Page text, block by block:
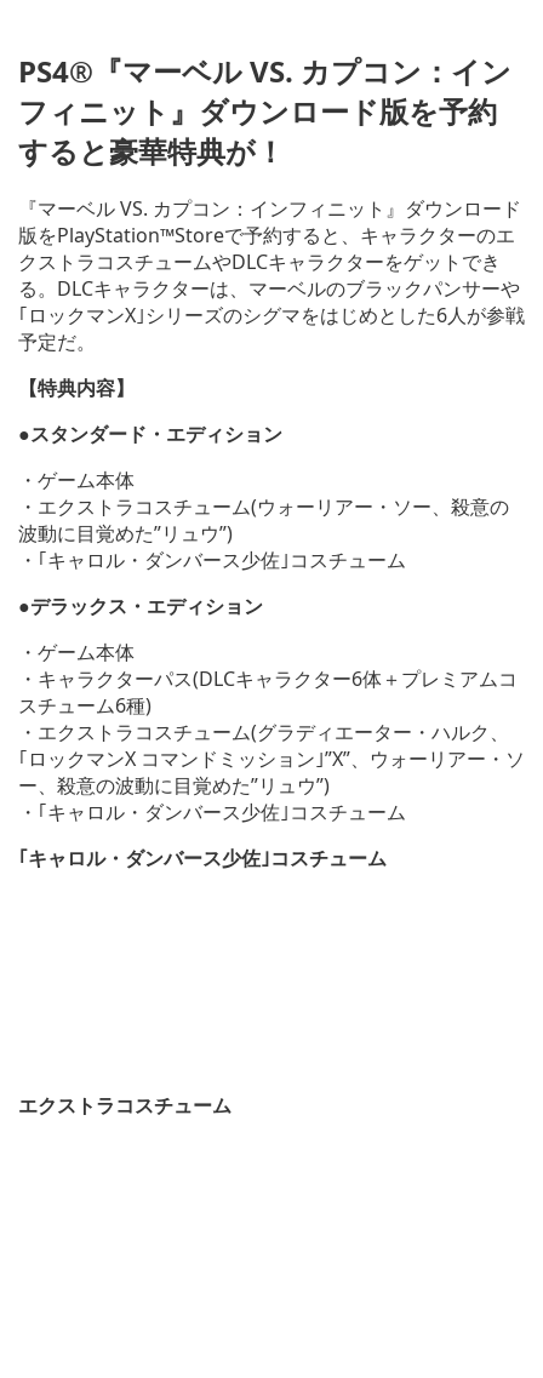
PS4®『マーベル VS. カプコン：イン
フィニット』ダウンロード版を予約
すると豪華特典が！
『マーベル VS. カプコン：インフィニット』ダウンロード
版をPlayStation™Storeで予約すると、キャラクターのエ
クストラコスチュームやDLCキャラクターをゲットでき
る。DLCキャラクターは、マーベルのブラックパンサーや
｢ロックマンX｣シリーズのシグマをはじめとした6人が参戦
予定だ。
【特典内容】
●スタンダード・エディション
・ゲーム本体
・エクストラコスチューム(ウォーリアー・ソー、殺意の
波動に目覚めた”リュウ”)
・｢キャロル・ダンバース少佐｣コスチューム
●デラックス・エディション
・ゲーム本体
・キャラクターパス(DLCキャラクター6体＋プレミアムコ
スチューム6種)
・エクストラコスチューム(グラディエーター・ハルク、
｢ロックマンX コマンドミッション｣”X”、ウォーリアー・ソ
ー、殺意の波動に目覚めた”リュウ”)
・｢キャロル・ダンバース少佐｣コスチューム
｢キャロル・ダンバース少佐｣コスチューム
エクストラコスチューム